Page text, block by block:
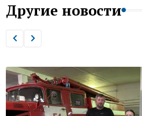
Другие новости